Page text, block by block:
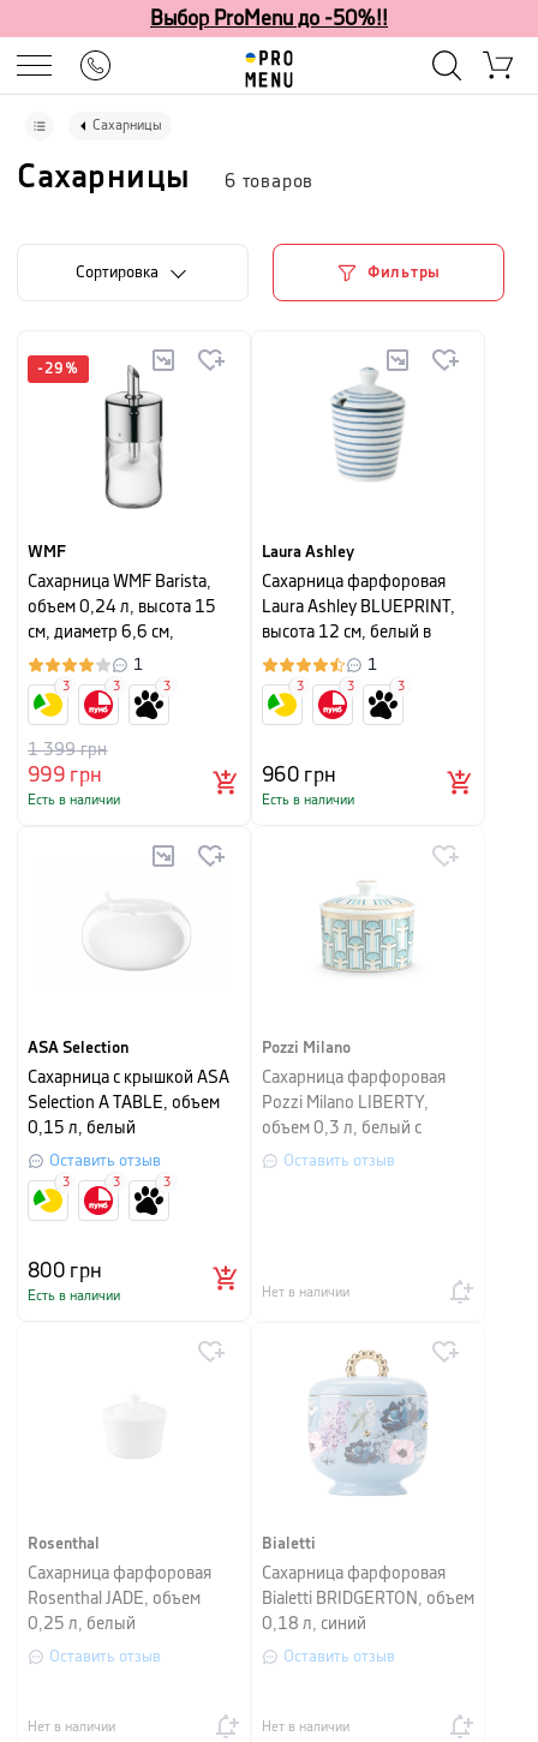
Выбор ProMenu до -50%!!
Сахарницы
Сахарницы 6 товаров
Cортировка Фильтры
-29 %
WMF
Сахарница WMF Barista,
объем 0,24 л, высота 15
см, диаметр 6,6 см,
прозрачный
1
999грн
1 399грн
Есть в наличии
3 3 3
Laura Ashley
Сахарница фарфоровая
Laura Ashley BLUEPRINT,
высота 12 см, белый в
синюю полоску1
960грн
Есть в наличии
3 3 3
ASA Selection
Сахарница с крышкой ASA
Selection A TABLE, объем
0,15 л, белый
Оставить отзыв
800грн
Есть в наличии
3 3 3
Pozzi Milano
Сахарница фарфоровая
Pozzi Milano LIBERTY,
объем 0,3 л, белый с
узором
Оставить отзыв
Нет в наличии
Rosenthal
Сахарница фарфоровая
Rosenthal JADE, объем
0,25 л, белый
Оставить отзыв
Нет в наличии
Bialetti
Сахарница фарфоровая
Bialetti BRIDGERTON, объем
0,18 л, синий
Оставить отзыв
Нет в наличии